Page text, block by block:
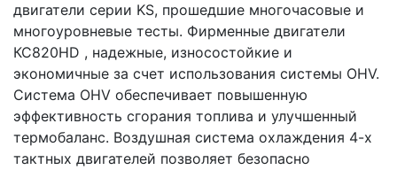
двигатели серии KS, прошедшие многочасовые и
многоуровневые тесты. Фирменные двигатели
КС820HD , надежные, износостойкие и
экономичные за счет использования системы OHV.
Система OHV обеспечивает повышенную
эффективность сгорания топлива и улучшенный
термобаланс. Воздушная система охлаждения 4-х
тактных двигателей позволяет безопасно